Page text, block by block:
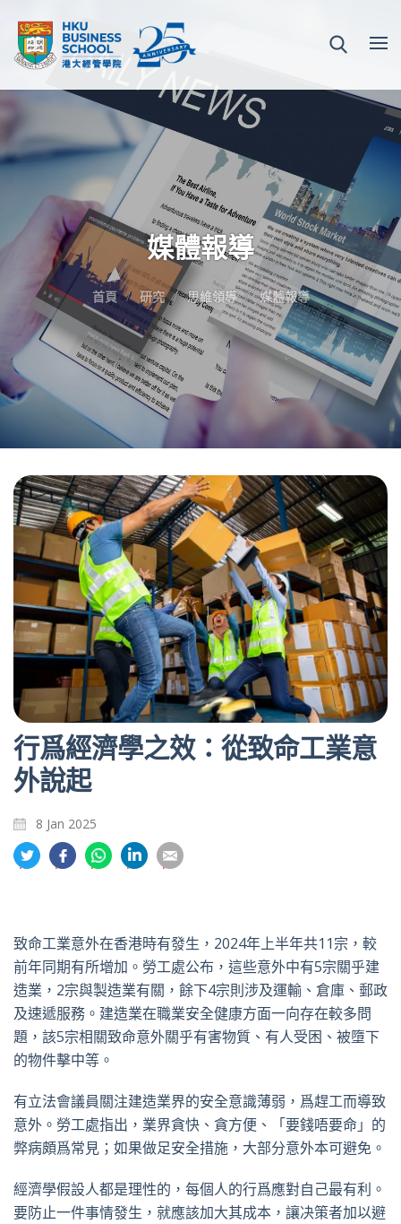
媒體報導
首頁 研究 思維領導 媒體報導
行爲經濟學之效：從致命工業意
外說起
8 Jan 2025
分
享
特
分
享
書
分
享
享
英
享
郵
致命工業意外在香港時有發生，2024年上半年共11宗，較
前年同期有所增加。勞工處公布，這些意外中有5宗關乎建
造業，2宗與製造業有關，餘下4宗則涉及運輸、倉庫、郵政
及速遞服務。建造業在職業安全健康方面一向存在較多問
題，該5宗相關致命意外關乎有害物質、有人受困、被墮下
的物件擊中等。
有立法會議員關注建造業界的安全意識薄弱，爲趕工而導致
意外。勞工處指出，業界貪快、貪方便、「要錢唔要命」的
弊病頗爲常見；如果做足安全措施，大部分意外本可避免。
經濟學假設人都是理性的，每個人的行爲應對自己最有利。
要防止一件事情發生，就應該加大其成本，讓决策者加以避